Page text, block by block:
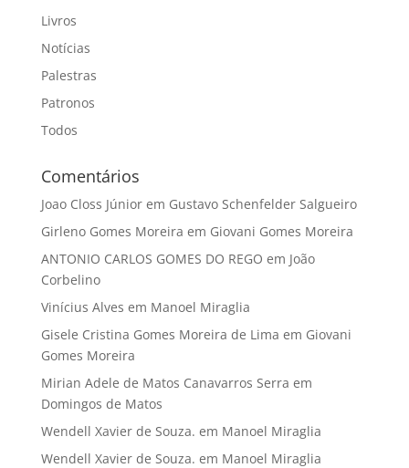
Livros
Notícias
Palestras
Patronos
Todos
Comentários
Joao Closs Júniorem Gustavo Schenfelder Salgueiro
Girleno Gomes Moreira em Giovani Gomes Moreira
ANTONIO CARLOS GOMES DO REGO em João
Corbelino
Vinícius Alves em Manoel Miraglia
Gisele Cristina Gomes Moreira de Lima em Giovani
Gomes Moreira
Mirian Adele de Matos Canavarros Serra em
Domingos de Matos
Wendell Xavier de Souza. em Manoel Miraglia
Wendell Xavier de Souza. em Manoel Miraglia